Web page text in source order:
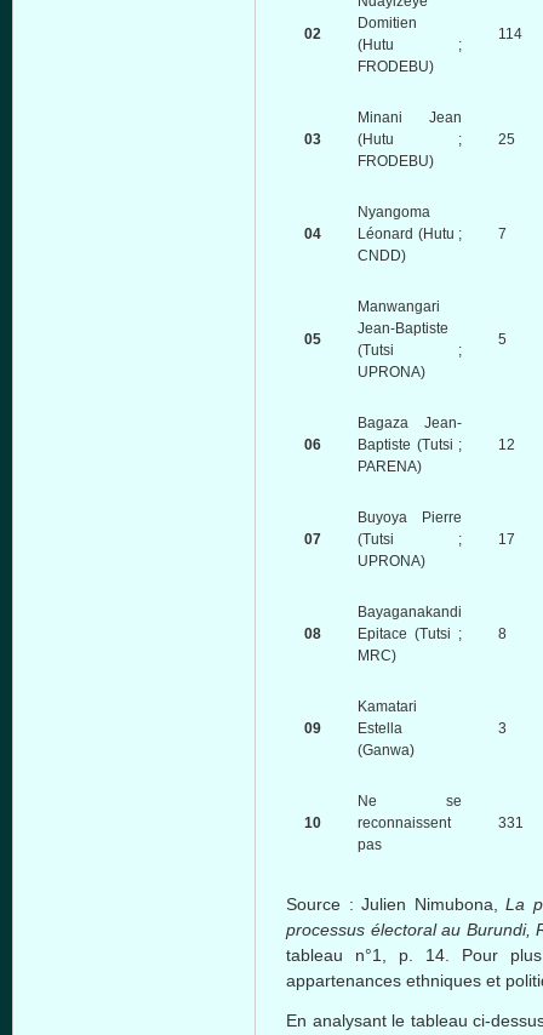
02
Domitien
(Hutu ;
FRODEBU)
114
03
Minani Jean
(Hutu ;
FRODEBU)
25
04
Nyangoma
Léonard (Hutu ;
CNDD)
7
05
Manwangari
Jean-Baptiste
(Tutsi ;
UPRONA)
5
06
Bagaza Jean-
Baptiste (Tutsi ;
PARENA)
12
07
Buyoya Pierre
(Tutsi ;
UPRONA)
17
08
Bayaganakandi
Epitace (Tutsi ;
MRC)
8
09
Kamatari
Estella
(Ganwa)
3
10
Ne se
reconnaissent
pas
331
Source : Julien Nimubona,La
processus électoral au Burundi,
tableau n°1, p. 14. Pour
appartenances ethniques et
En analysant le tableau ci-